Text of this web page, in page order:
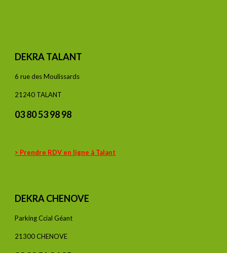
DEKRA TALANT
6 rue des Moulissards
21240 TALANT
03 80 53 98 98
> Prendre RDV en ligne à Talant
DEKRA CHENOVE
Parking Ccial Géant
21300 CHENOVE